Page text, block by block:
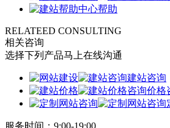
帮助
RELATEED CONSULTING
相关咨询
选择下列产品马上在线沟通
建站咨询
价格